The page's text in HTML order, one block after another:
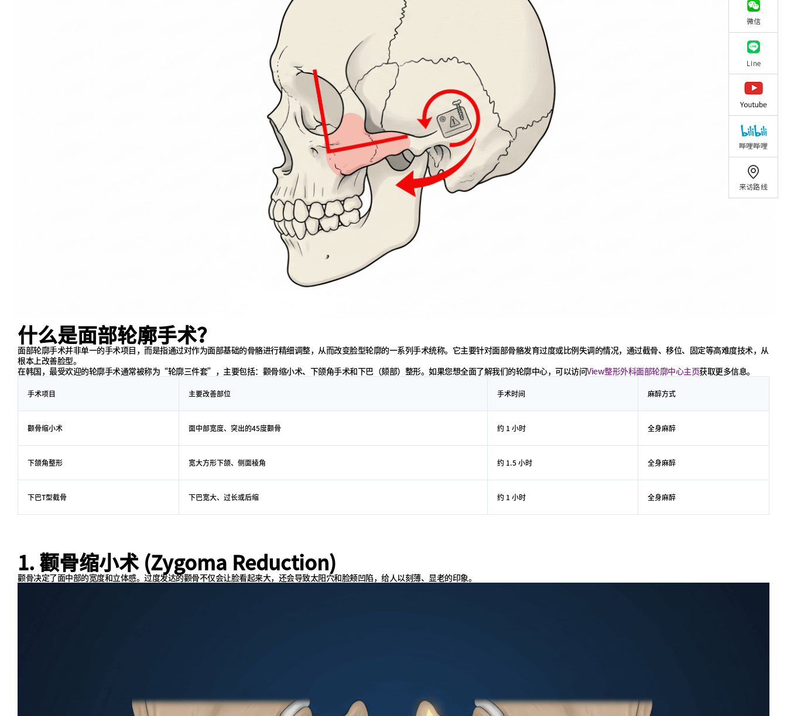
什么是面部轮廓手术？
面部轮廓手术并非单一的手术项目，而是指通过对作为面部基础的骨骼进行精细调整，从而改变脸型轮廓的一系列手术统称。它主要针对面部骨骼发育过度或比例失调的情况，通过截骨、移位、固定等高难度技术，从
根本上改善脸型。
在韩国，最受欢迎的轮廓手术通常被称为“轮廓三件套”，主要包括：颧骨缩小术、下颌角手术和下巴（颏部）整形。如果您想全面了解我们的轮廓中心，可以访问View整形外科面部轮廓中心主页获取更多信息。
手术项目 主要改善部位 手术时间 麻醉方式
颧骨缩小术 面中部宽度、突出的45度颧骨 约 1 小时 全身麻醉
下颌角整形 宽大方形下颌、侧面棱角 约 1.5 小时 全身麻醉
下巴T型截骨 下巴宽大、过长或后缩 约 1 小时 全身麻醉
1. 颧骨缩小术 (Zygoma Reduction)
颧骨决定了面中部的宽度和立体感。过度发达的颧骨不仅会让脸看起来大，还会导致太阳穴和脸颊凹陷，给人以刻薄、显老的印象。